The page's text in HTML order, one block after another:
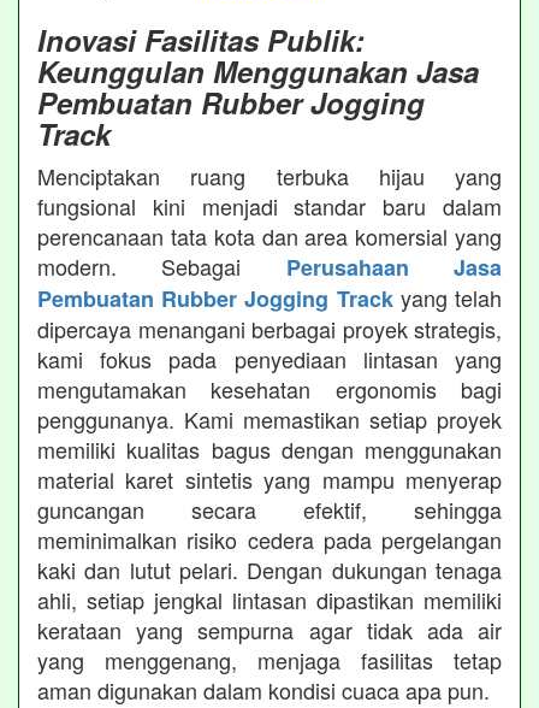
Inovasi Fasilitas Publik:
Keunggulan Menggunakan Jasa
Pembuatan Rubber Jogging
Track
Menciptakan ruang terbuka hijau yang
fungsional kini menjadi standar baru dalam
perencanaan tata kota dan area komersial yang
modern. Sebagai Perusahaan Jasa
Pembuatan Rubber Jogging Trackyang telah
dipercaya menangani berbagai proyek strategis,
kami fokus pada penyediaan lintasan yang
mengutamakan kesehatan ergonomis bagi
penggunanya. Kami memastikan setiap proyek
memiliki kualitas bagus dengan menggunakan
material karet sintetis yang mampu menyerap
guncangan secara efektif, sehingga
meminimalkan risiko cedera pada pergelangan
kaki dan lutut pelari. Dengan dukungan tenaga
ahli, setiap jengkal lintasan dipastikan memiliki
kerataan yang sempurna agar tidak ada air
yang menggenang, menjaga fasilitas tetap
aman digunakan dalam kondisi cuaca apa pun.